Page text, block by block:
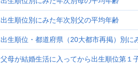
出生順位別にみた年次別父の平均年齢
出生順位・都道府県（20大都市再掲）別に
父母が結婚生活に入ってから出生順位第１